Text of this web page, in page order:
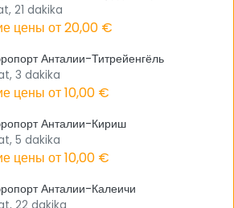
посетить и увидеть.
находится под влиянием
климата, лето довольно жаркое, а зима
Анталия, является одним из первых
здесь очень проста и удобна.
автобусам, такси, легкорельсовым
и морскому автобусу можно
до любой точки города.
21 dakika
цены от20,00 €
Анталии-Титрейенгёль
3 dakika
цены от10,00 €
Анталии-Кириш
5 dakika
цены от10,00 €
Анталии-Калеичи